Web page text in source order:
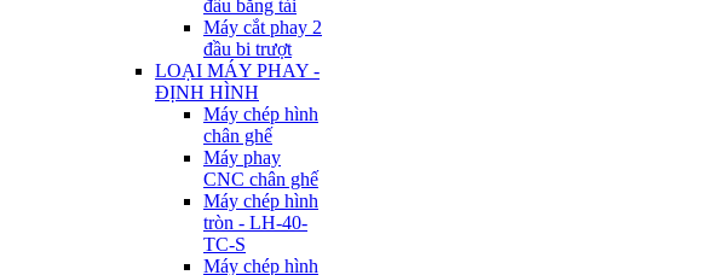
đầu băng tải
Máy cắt phay 2
đầu bi trượt
LOẠI MÁY PHAY -
ĐỊNH HÌNH
Máy chép hình
chân ghế
Máy phay
CNC chân ghế
Máy chép hình
tròn - LH-40-
TC-S
Máy chép hình